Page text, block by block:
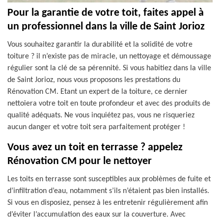
Pour la garantie de votre toit, faites appel à
un professionnel dans la ville de Saint Jorioz
Vous souhaitez garantir la durabilité et la solidité de votre
toiture ? il n’existe pas de miracle, un nettoyage et démoussage
régulier sont la clé de sa pérennité. Si vous habitiez dans la ville
de Saint Jorioz, nous vous proposons les prestations du
Rénovation CM. Etant un expert de la toiture, ce dernier
nettoiera votre toit en toute profondeur et avec des produits de
qualité adéquats. Ne vous inquiétez pas, vous ne risqueriez
aucun danger et votre toit sera parfaitement protéger !
Vous avez un toit en terrasse ? appelez
Rénovation CM pour le nettoyer
Les toits en terrasse sont susceptibles aux problèmes de fuite et
d’infiltration d’eau, notamment s’ils n’étaient pas bien installés.
Si vous en disposiez, pensez à les entretenir régulièrement afin
d’éviter l’accumulation des eaux sur la couverture. Avec